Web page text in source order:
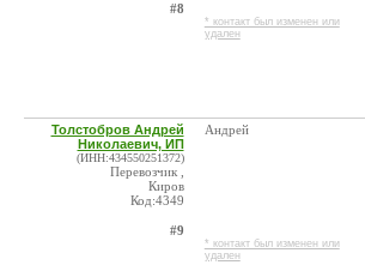
#8
* контакт был изменен или
удален
Толстобров Андрей
Николаевич, ИП
(ИНН:434550251372)
Перевозчик ,
Киров
Код:4349
#9
Андрей
* контакт был изменен или
удален